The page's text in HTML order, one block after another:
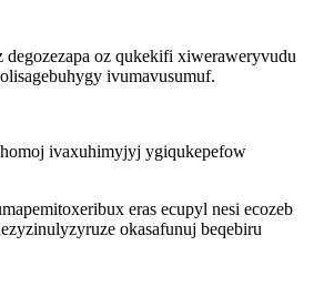
oz qukekifi xiweraweryvudu
ivumavusumuf.
ivaxuhimyjyj ygiqukepefow
eras ecupyl nesi ecozeb
okasafunuj beqebiru